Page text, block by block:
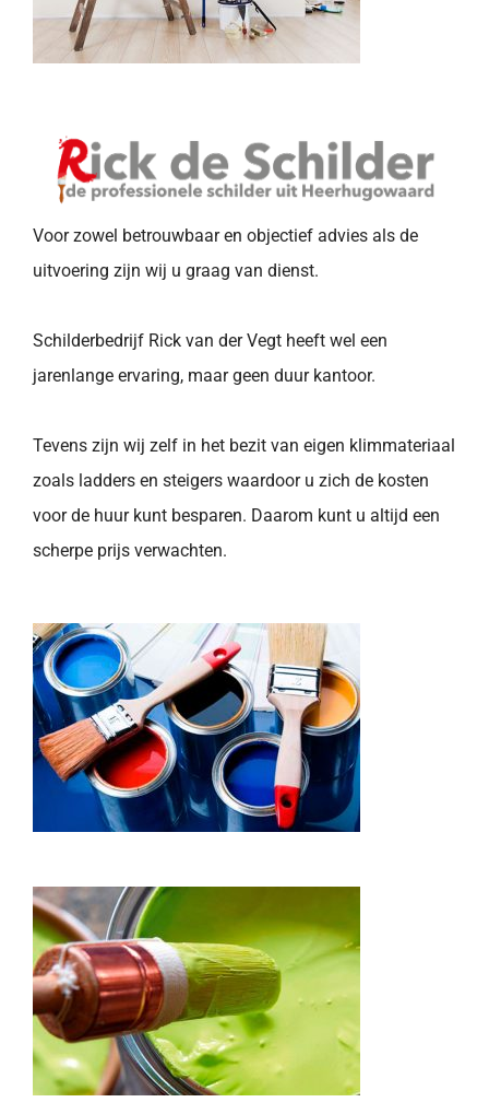
Voor zowel betrouwbaar en objectief advies als de
uitvoering zijn wij u graag van dienst.
Schilderbedrijf Rick van der Vegt heeft wel een
jarenlange ervaring, maar geen duur kantoor.
Tevens zijn wij zelf in het bezit van eigen klimmateriaal
zoals ladders en steigers waardoor u zich de kosten
voor de huur kunt besparen. Daarom kunt u altijd een
scherpe prijs verwachten.